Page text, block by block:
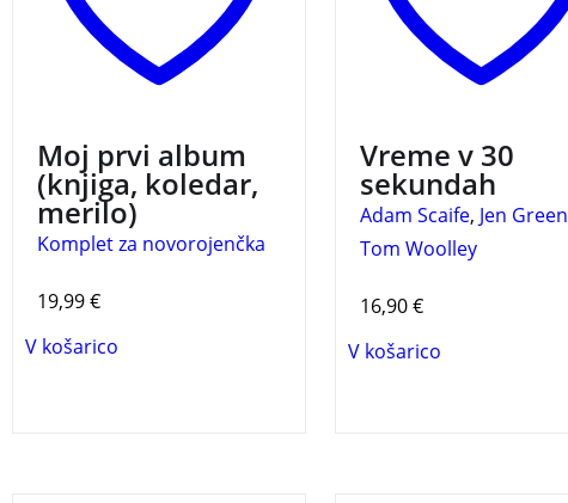
Moj prvi album
(knjiga, koledar,
merilo)
Komplet za novorojenčka
19,99€
V košarico
Vreme v 30
sekundah
Adam Scaife, Jen Green
Tom Woolley
16,90€
V košarico